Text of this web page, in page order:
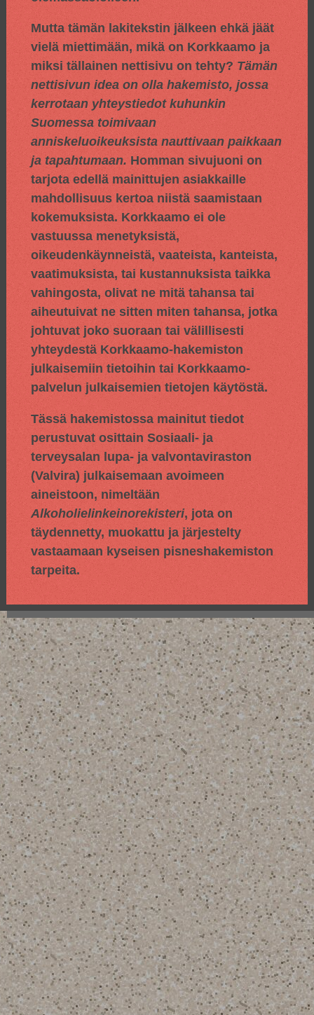
Mutta tämän lakitekstin jälkeen ehkä jäät
vielä miettimään, mikä on Korkkaamo ja
miksi tällainen nettisivu on tehty? Tämän
nettisivun idea on olla hakemisto, jossa
kerrotaan yhteystiedot kuhunkin
Suomessa toimivaan
anniskeluoikeuksista nauttivaan paikkaan
ja tapahtumaan. Homman sivujuoni on
tarjota edellä mainittujen asiakkaille
mahdollisuus kertoa niistä saamistaan
kokemuksista. Korkkaamo ei ole
vastuussa menetyksistä,
oikeudenkäynneistä, vaateista, kanteista,
vaatimuksista, tai kustannuksista taikka
vahingosta, olivat ne mitä tahansa tai
aiheutuivat ne sitten miten tahansa, jotka
johtuvat joko suoraan tai välillisesti
yhteydestä Korkkaamo-hakemiston
julkaisemiin tietoihin tai Korkkaamo-
palvelun julkaisemien tietojen käytöstä.
Tässä hakemistossa mainitut tiedot
perustuvat osittain Sosiaali- ja
terveysalan lupa- ja valvontaviraston
(Valvira) julkaisemaan avoimeen
aineistoon, nimeltään
Alkoholielinkeinorekisteri, jota on
täydennetty, muokattu ja järjestelty
vastaamaan kyseisen pisneshakemiston
tarpeita.